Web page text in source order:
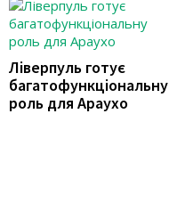
Ліверпуль готує
багатофункціональну
роль для Араухо